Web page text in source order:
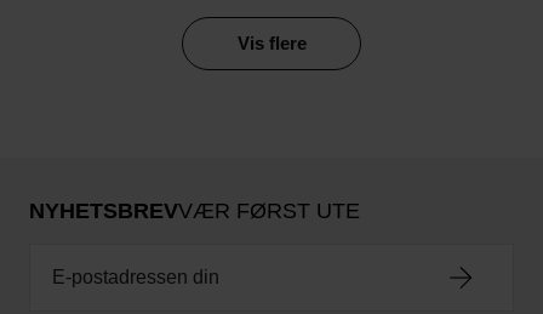
Vis flere
NYHETSBREVVÆR FØRST UTE